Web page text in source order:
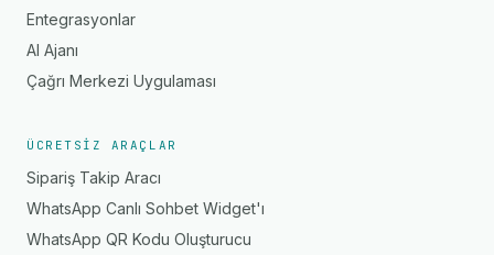
Entegrasyonlar
AI Ajanı
Çağrı Merkezi Uygulaması
ÜCRETSIZ ARAÇLAR
Sipariş Takip Aracı
WhatsApp Canlı Sohbet Widget'ı
WhatsApp QR Kodu Oluşturucu